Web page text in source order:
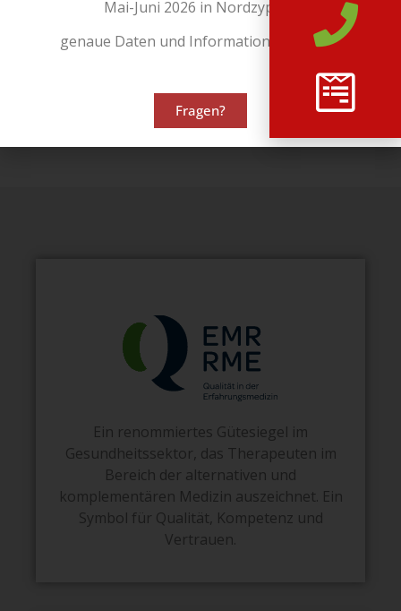
Unterstützung, welche genau den entscheidenden
Unterschied machen wird.
Ein renommiertes Gütesiegel im
Gesundheitssektor, das Therapeuten im
Bereich der alternativen und
komplementären Medizin auszeichnet. Ein
Symbol für Qualität, Kompetenz und
Vertrauen.
Mai-Juni 2026 in Nordzypern
genaue Daten und Informationen folgen!
Fragen?